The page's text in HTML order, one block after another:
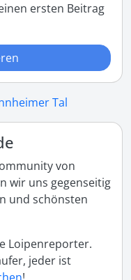
ersten Beitrag
Tal
von
wir uns gegenseitig
und schönsten
Loipenreporter.
jeder ist